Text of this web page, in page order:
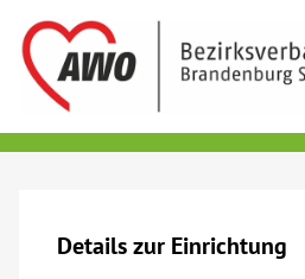
Senioren
Details zur Einrichtung